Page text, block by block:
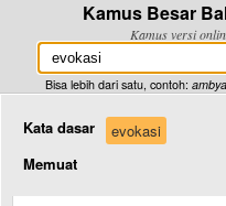
Kamus Besar
Kamus versi
Bisa lebih dari satu, contoh:
Kata dasar
evokasi
Memuat